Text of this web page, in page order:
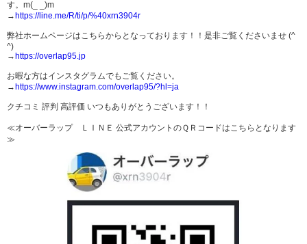
す。m(_ _)m
→ https://line.me/R/ti/p/%40xrn3904r
弊社ホームページはこちらからとなっております！！是非ご覧くださいませ (^
^)
→ https://overlap95.jp
お暇な方はインスタグラムでもご覧ください。
→ https://www.instagram.com/overlap95/?hl=ja
クチコミ 評判 高評価 いつもありがとうございます！！
≪オーバーラップ ＬＩＮＥ 公式アカウントのＱＲコードはこちらとなります
≫